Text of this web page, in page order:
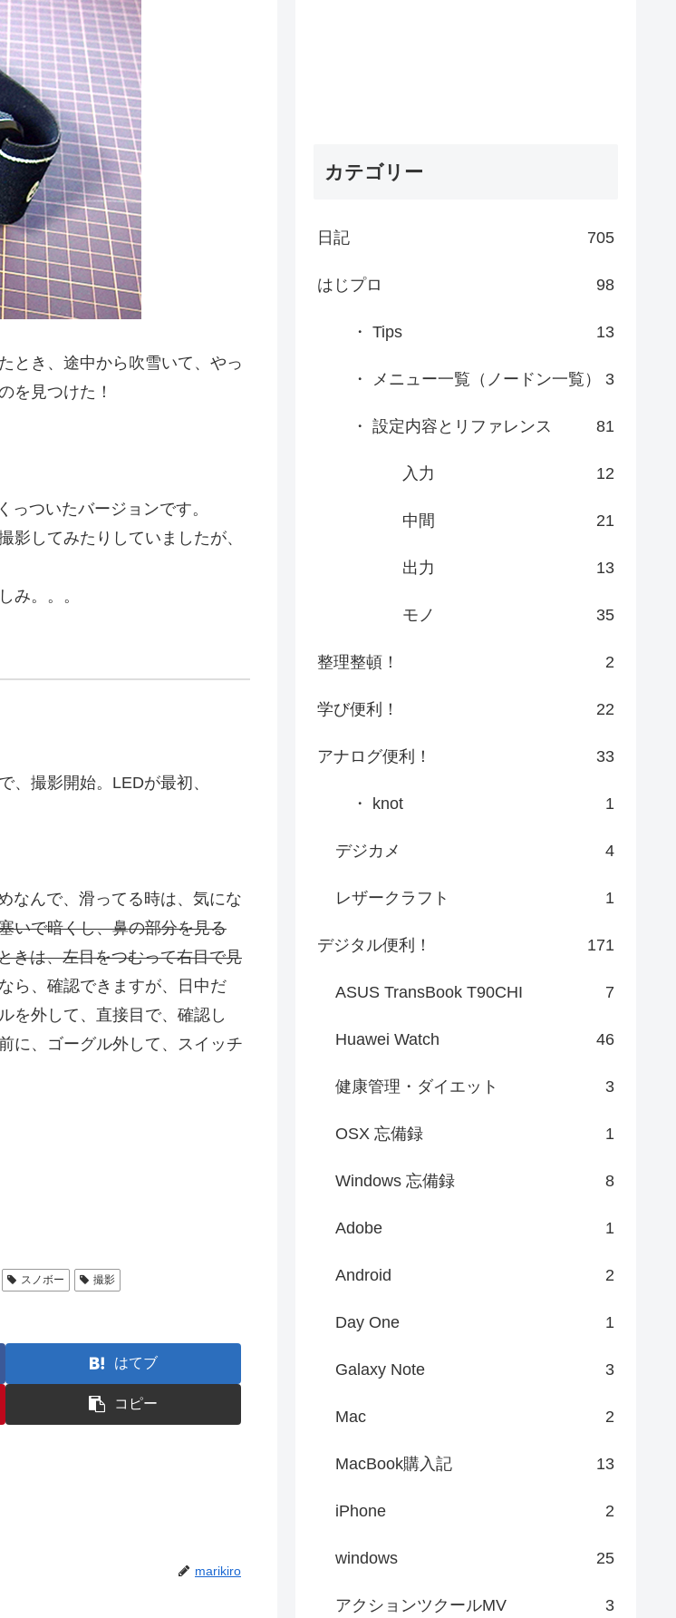
とき、途中から吹雪いて、やっ
を見つけた！
ついたバージョンです。
影してみたりしていましたが、
み。。。
、撮影開始。LEDが最初、
なんで、滑ってる時は、気にな
いで暗くし、鼻の部分を見る
きは、左目をつむって右目で見
ら、確認できますが、日中だ
を外して、直接目で、確認し
に、ゴーグル外して、スイッチ
スノボー 撮影
はてブ
コピー
marikiro
カテゴリー
日記 705
はじプロ 98
・ Tips 13
・ メニュー一覧（ノードン一覧） 3
・ 設定内容とリファレンス 81
入力 12
中間 21
出力 13
モノ 35
整理整頓！ 2
学び便利！ 22
アナログ便利！ 33
・ knot 1
デジカメ 4
レザークラフト 1
デジタル便利！ 171
ASUS TransBook T90CHI 7
Huawei Watch 46
健康管理・ダイエット 3
OSX 忘備録 1
Windows 忘備録 8
Adobe 1
Android 2
Day One 1
Galaxy Note 3
Mac 2
MacBook購入記 13
iPhone 2
windows 25
アクションツクールMV 3